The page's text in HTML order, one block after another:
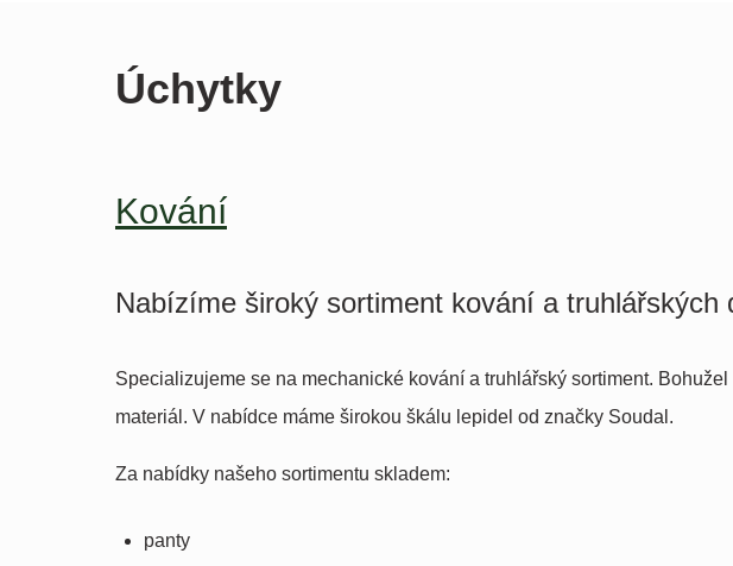
Úchytky
Kování
Nabízíme široký sortiment kování a truhlářských
Specializujeme se na mechanické kování a truhlářský sortiment.
materiál. V nabídce máme širokou škálu lepidel od značky Soudal.
Za nabídky našeho sortimentu skladem:
panty